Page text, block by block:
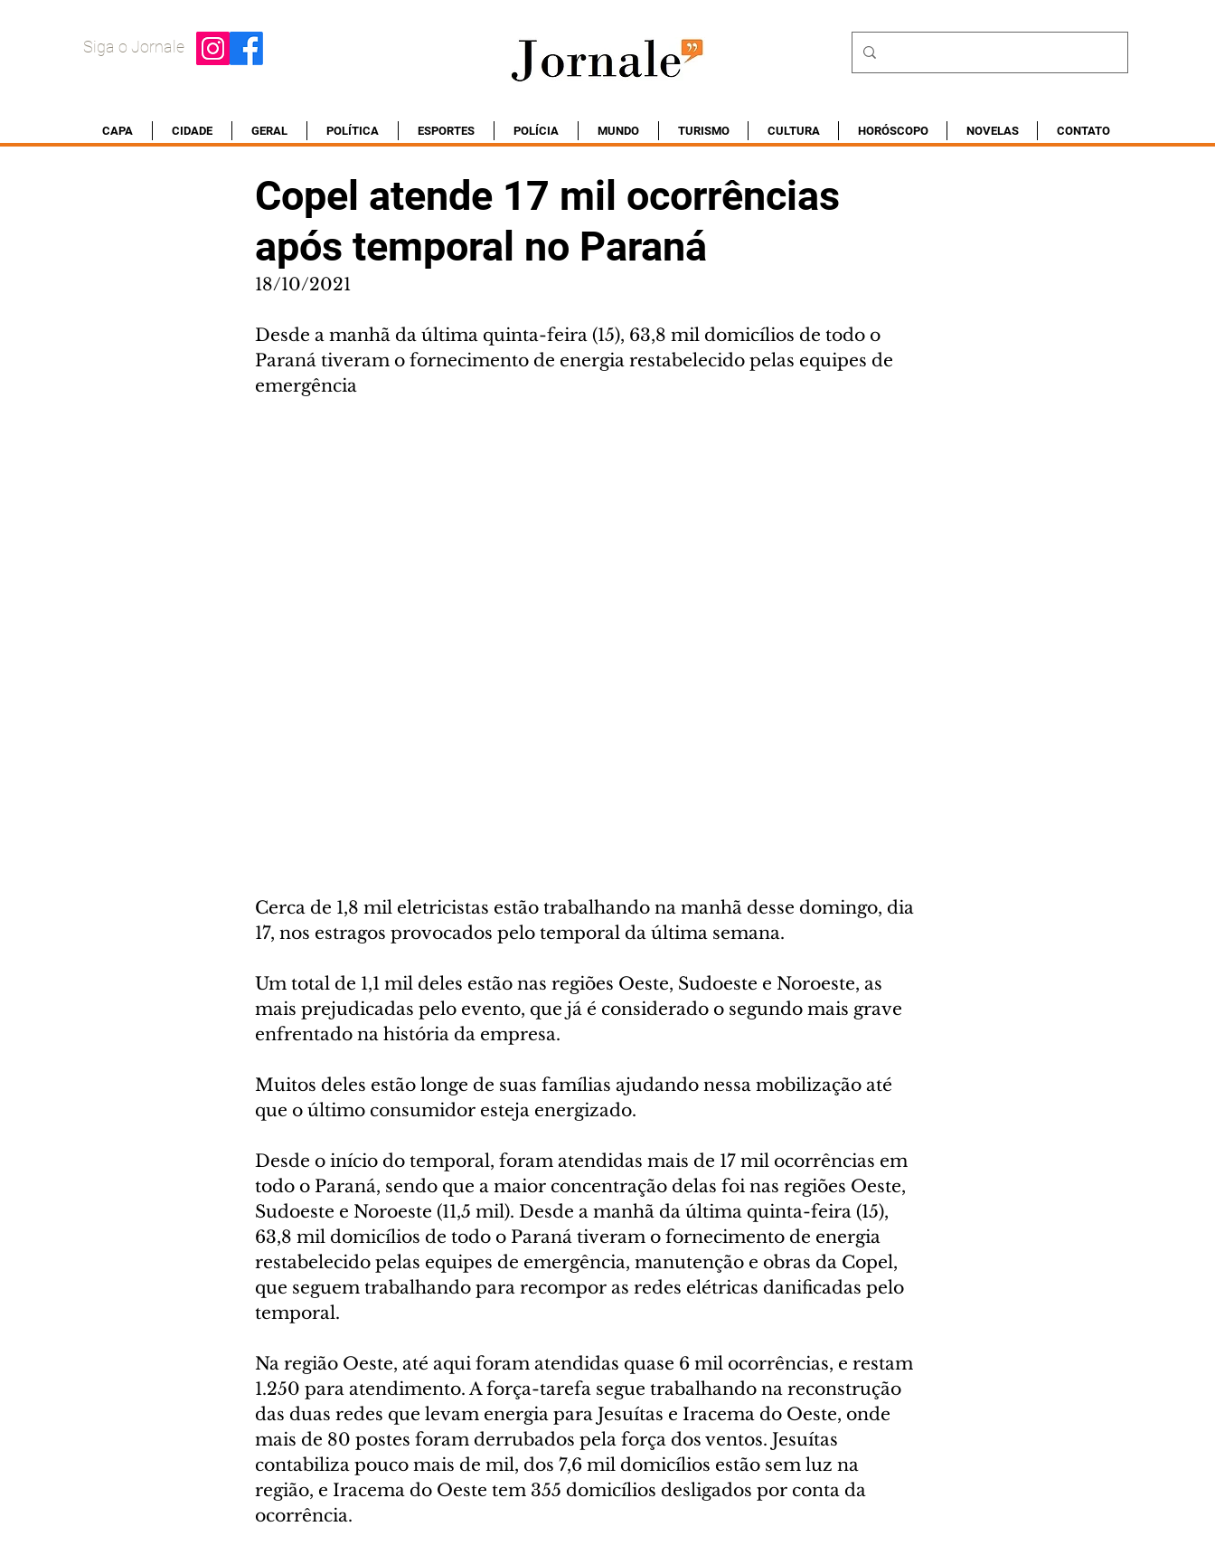
Siga o Jornale
CAPA CIDADE GERAL POLÍTICA ESPORTES POLÍCIA MUNDO TURISMO CULTURA HORÓSCOPO NOVELAS CONTATO
Copel atende 17 mil ocorrências
após temporal no Paraná
18/10/2021
Desde a manhã da última quinta-feira (15), 63,8 mil domicílios de todo o
Paraná tiveram o fornecimento de energia restabelecido pelas equipes de
emergência
Cerca de 1,8 mil eletricistas estão trabalhando na manhã desse domingo, dia
17, nos estragos provocados pelo temporal da última semana.
Um total de 1,1 mil deles estão nas regiões Oeste, Sudoeste e Noroeste, as
mais prejudicadas pelo evento, que já é considerado o segundo mais grave
enfrentado na história da empresa.
Muitos deles estão longe de suas famílias ajudando nessa mobilização até
que o último consumidor esteja energizado.
Desde o início do temporal, foram atendidas mais de 17 mil ocorrências em
todo o Paraná, sendo que a maior concentração delas foi nas regiões Oeste,
Sudoeste e Noroeste (11,5 mil). Desde a manhã da última quinta-feira (15),
63,8 mil domicílios de todo o Paraná tiveram o fornecimento de energia
restabelecido pelas equipes de emergência, manutenção e obras da Copel,
que seguem trabalhando para recompor as redes elétricas danificadas pelo
temporal.
Na região Oeste, até aqui foram atendidas quase 6 mil ocorrências, e restam
1.250 para atendimento. A força-tarefa segue trabalhando na reconstrução
das duas redes que levam energia para Jesuítas e Iracema do Oeste, onde
mais de 80 postes foram derrubados pela força dos ventos. Jesuítas
contabiliza pouco mais de mil, dos 7,6 mil domicílios estão sem luz na
região, e Iracema do Oeste tem 355 domicílios desligados por conta da
ocorrência.